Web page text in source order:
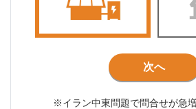
次へ
※イラン中東問題で問合せが急増